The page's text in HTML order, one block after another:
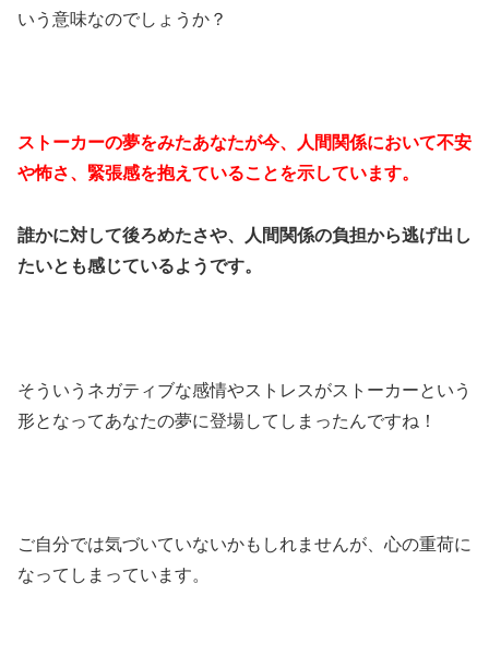
いう意味なのでしょうか？
ストーカーの夢をみたあなたが今、人間関係において不安
や怖さ、緊張感を抱えていることを示しています。
誰かに対して後ろめたさや、人間関係の負担から逃げ出し
たいとも感じているようです。
そういうネガティブな感情やストレスがストーカーという
形となってあなたの夢に登場してしまったんですね！
ご自分では気づいていないかもしれませんが、心の重荷に
なってしまっています。